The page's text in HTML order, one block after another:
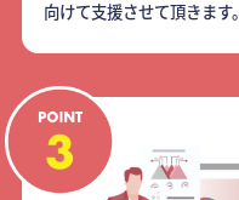
向けて支援させて頂きます。